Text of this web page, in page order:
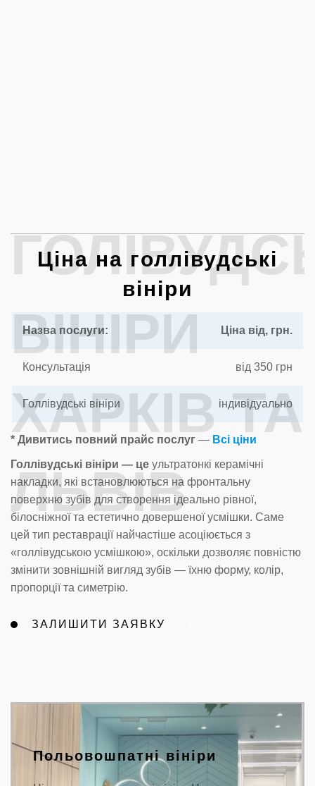
ВІНІРИ
ХАРКІВ ТА
ЛЬВІВ
Ціна на голлівудські
вініри
Назва послуги: Ціна від, грн.
Консультація від 350 грн
Голлівудські вініри індивідуально
* Дивитись повний прайс послуг — Всі ціни
Голлівудські вініри — це ультратонкі керамічні
накладки, які встановлюються на фронтальну
поверхню зубів для створення ідеально рівної,
білосніжної та естетично довершеної усмішки. Саме
цей тип реставрації найчастіше асоціюється з
«голлівудською усмішкою», оскільки дозволяє повністю
змінити зовнішній вигляд зубів — їхню форму, колір,
пропорції та симетрію.
ЗАЛИШИТИ ЗАЯВКУ
Польовошпатні вініри